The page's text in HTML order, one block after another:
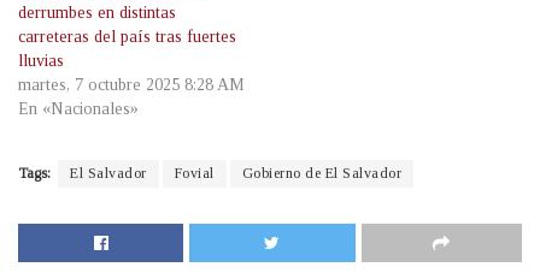
derrumbes en distintas
carreteras del país tras fuertes
lluvias
martes, 7 octubre 2025 8:28 AM
En «Nacionales»
Tags: El Salvador Fovial Gobierno de El Salvador